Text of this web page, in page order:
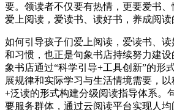
要。领读者不仅要有热情，更要爱书
爱上阅读，爱读书、读好书，养成阅读
如何引导孩子们爱上阅读，爱读书、
和习惯，也正是句象书店持续努力建
象书店通过“科学引导+工具创新”的形
展规律和实际学习与生活情境需要，
+泛读的形式构建分级阅读指导体系。
要服务群体，通过云阅读平台实现人均